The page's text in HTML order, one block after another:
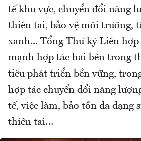
tế khu vực, chuyển đổi năng
thiên tai, bảo vệ môi trường,
xanh... Tổng Thư ký Liên hợp
mạnh hợp tác hai bên trong
tiêu phát triển bền vững,
hợp tác chuyển đổi năng
tế, việc làm, bảo tồn đa dạng
thiên tai…